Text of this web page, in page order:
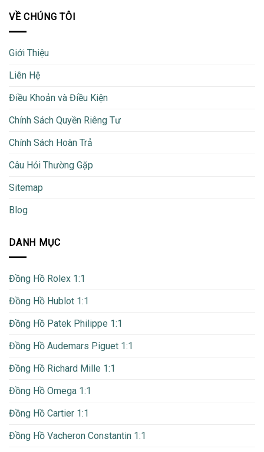
VỀ CHÚNG TÔI
Giới Thiệu
Liên Hệ
Điều Khoản và Điều Kiện
Chính Sách Quyền Riêng Tư
Chính Sách Hoàn Trả
Câu Hỏi Thường Gặp
Sitemap
Blog
DANH MỤC
Đồng Hồ Rolex 1:1
Đồng Hồ Hublot 1:1
Đồng Hồ Patek Philippe 1:1
Đồng Hồ Audemars Piguet 1:1
Đồng Hồ Richard Mille 1:1
Đồng Hồ Omega 1:1
Đồng Hồ Cartier 1:1
Đồng Hồ Vacheron Constantin 1:1